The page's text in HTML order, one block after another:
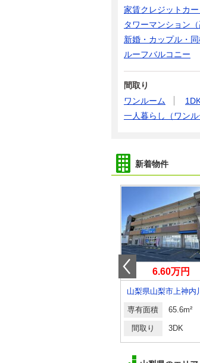
家賃クレジットカ
タワーマンション（
新婚・カップル・
ルーフバルコニー
間取り
ワンルーム
一人暮らし（ワンル
新着物件
6.60万円
山梨県山梨市上神内
専有面積 65.6m²
間取り 3DK